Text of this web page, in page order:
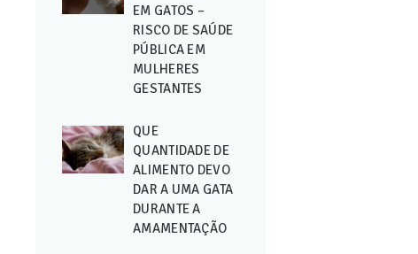
EM GATOS –
RISCO DE SAÚDE
PÚBLICA EM
MULHERES
GESTANTES
QUE
QUANTIDADE DE
ALIMENTO DEVO
DAR A UMA GATA
DURANTE A
AMAMENTAÇÃO